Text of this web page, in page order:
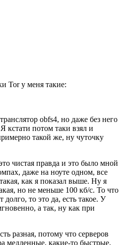
Tor у меня такие:
obfs4, но даже без него
кстати потом таки взял и
такой же, ну чуточку
чистая правда и это было мной
даже на ноуте одном, все
как я показал выше. Ну я
но не меньше 100 кб/с. То что
долго, то это да, есть такое. У
а так, ну как при
разная, потому что серверов
медленные, какие-то быстрые,